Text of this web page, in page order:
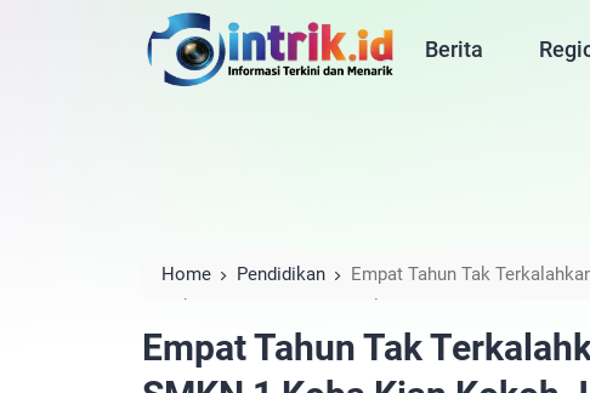
Berita
Home Pendidikan
Empat Tahun Tak
Kokoh Jadi Raja LKS Babel
Empat Tahun Tak